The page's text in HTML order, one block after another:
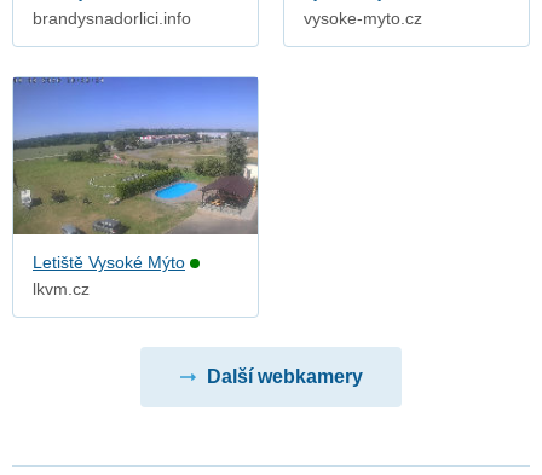
brandysnadorlici.info
vysoke-myto.cz
Letiště Vysoké Mýto
lkvm.cz
Další webkamery